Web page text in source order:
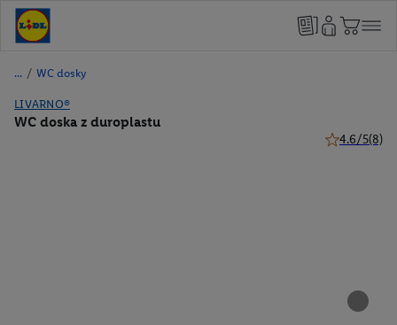
/ WC dosky
LIVARNO®
WC doska z duroplastu
4.6/5(8)